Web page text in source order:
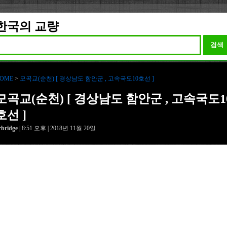
국의 교량
검색
> 모곡교(순천) [ 경상남도 함안군 , 고속국도10호선 ]
곡교(순천) [ 경상남도 함안군 , 고속국도
선 ]
| 8:51 오후 | 2018년 11월 20일